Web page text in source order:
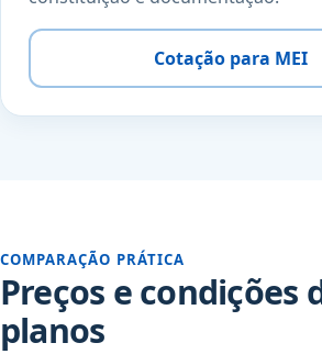
Cotação para MEI
COMPARAÇÃO PRÁTICA
Preços e condições
planos